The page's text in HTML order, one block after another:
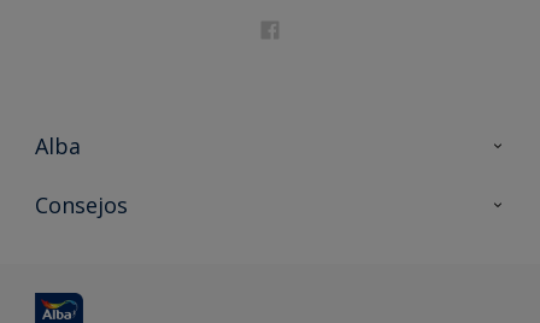
Alba
Contacta con nosotros
Consejos